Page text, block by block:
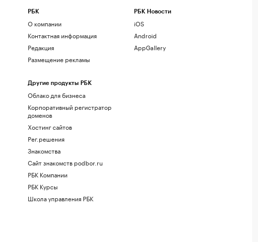
РБК
О компании
Контактная информация
Редакция
Размещение рекламы
Другие продукты РБК
Облако для бизнеса
Корпоративный регистратор
доменов
Хостинг сайтов
Рег.решения
Знакомства
Сайт знакомств podbor.ru
РБК Компании
РБК Курсы
Школа управления РБК
РБК Новости
iOS
Android
AppGallery